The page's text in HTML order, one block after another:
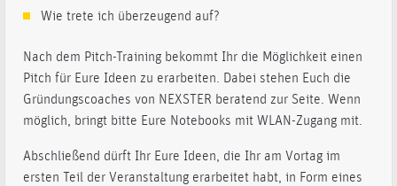
Wie trete ich überzeugend auf?
Nach dem Pitch-Training bekommt Ihr die Möglichkeit einen
Pitch für Eure Ideen zu erarbeiten. Dabei stehen Euch die
Gründungscoaches von NEXSTER beratend zur Seite. Wenn
möglich, bringt bitte Eure Notebooks mit WLAN-Zugang mit.
Abschließend dürft Ihr Eure Ideen, die Ihr am Vortag im
ersten Teil der Veranstaltung erarbeitet habt, in Form eines